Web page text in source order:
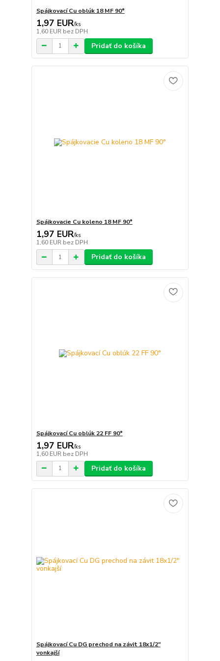
Spájkovací Cu oblúk 18 MF 90°
1,97 EUR/ks
1,60 EUR bez DPH
Pridať do košíka
Spájkovacie Cu koleno 18 MF 90°
1,97 EUR/ks
1,60 EUR bez DPH
Pridať do košíka
Spájkovací Cu oblúk 22 FF 90°
1,97 EUR/ks
1,60 EUR bez DPH
Pridať do košíka
Spájkovací Cu DG prechod na závit 18x1/2"
vonkajší